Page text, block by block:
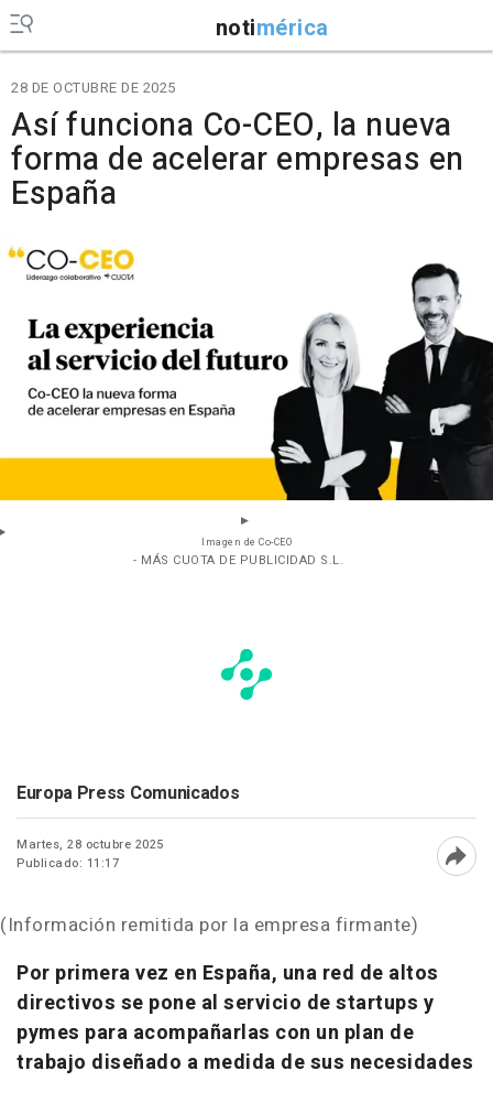
notimérica
28 DE OCTUBRE DE 2025
Así funciona Co-CEO, la nueva
forma de acelerar empresas en
España
Imagen de Co-CEO
- MÁS CUOTA DE PUBLICIDAD S.L.
Europa Press Comunicados
Martes, 28 octubre 2025
Publicado: 11:17
(Información remitida por la empresa firmante)
Por primera vez en España, una red de altos
directivos se pone al servicio de startups y
pymes para acompañarlas con un plan de
trabajo diseñado a medida de sus necesidades